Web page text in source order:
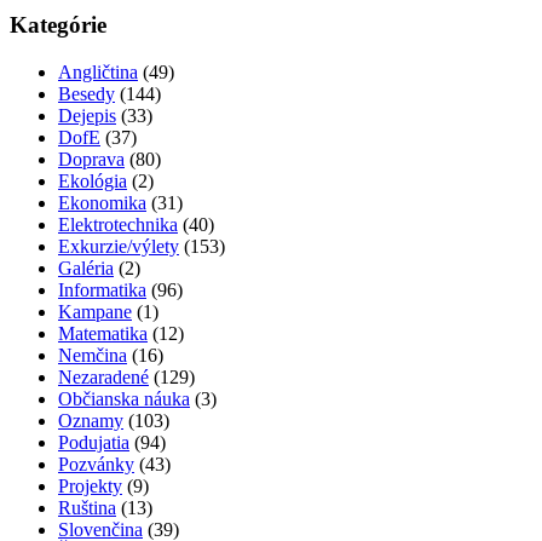
Kategórie
Angličtina (49)
Besedy (144)
Dejepis (33)
DofE (37)
Doprava (80)
Ekológia (2)
Ekonomika (31)
Elektrotechnika (40)
Exkurzie/výlety (153)
Galéria (2)
Informatika (96)
Kampane (1)
Matematika (12)
Nemčina (16)
Nezaradené (129)
Občianska náuka (3)
Oznamy (103)
Podujatia (94)
Pozvánky (43)
Projekty (9)
Ruština (13)
Slovenčina (39)